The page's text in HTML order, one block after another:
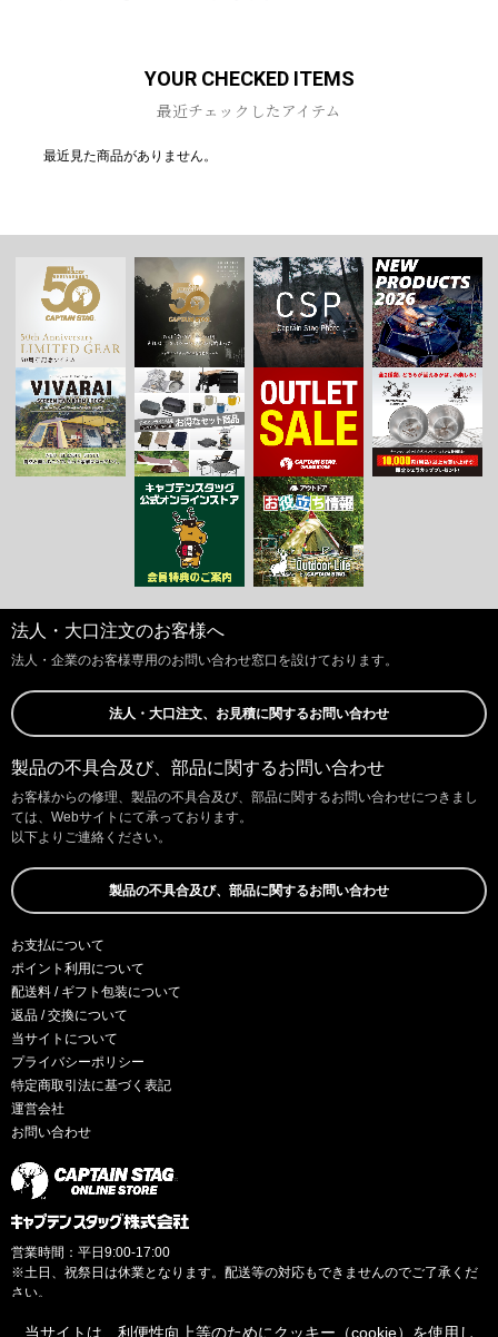
YOUR CHECKED ITEMS
最近チェックしたアイテム
最近見た商品がありません。
法人・大口注文のお客様へ
法人・企業のお客様専用のお問い合わせ窓口を設けております。
法人・大口注文、お見積に関するお問い合わせ
製品の不具合及び、部品に関するお問い合わせ
お客様からの修理、製品の不具合及び、部品に関するお問い合わせにつきまし
ては、Webサイトにて承っております。
以下よりご連絡ください。
製品の不具合及び、部品に関するお問い合わせ
お支払について
ポイント利用について
配送料 / ギフト包装について
返品 / 交換について
当サイトについて
プライバシーポリシー
特定商取引法に基づく表記
運営会社
お問い合わせ
営業時間：平日9:00-17:00
※土日、祝祭日は休業となります。配送等の対応もできませんのでご了承くだ
さい。
当サイトは、利便性向上等のためにクッキー（cookie）を使用し